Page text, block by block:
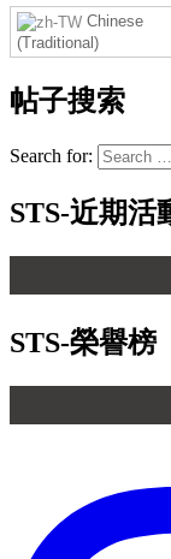
Chinese
(Traditional)
帖子搜索
Search for:
STS-近期活
STS-榮譽榜